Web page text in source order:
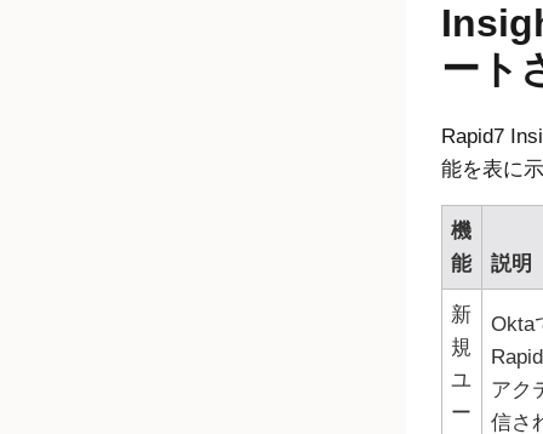
ート
Rapid7
能を表に
機
能
説明
新
規
ユ
ー
Okta
アク
信さ